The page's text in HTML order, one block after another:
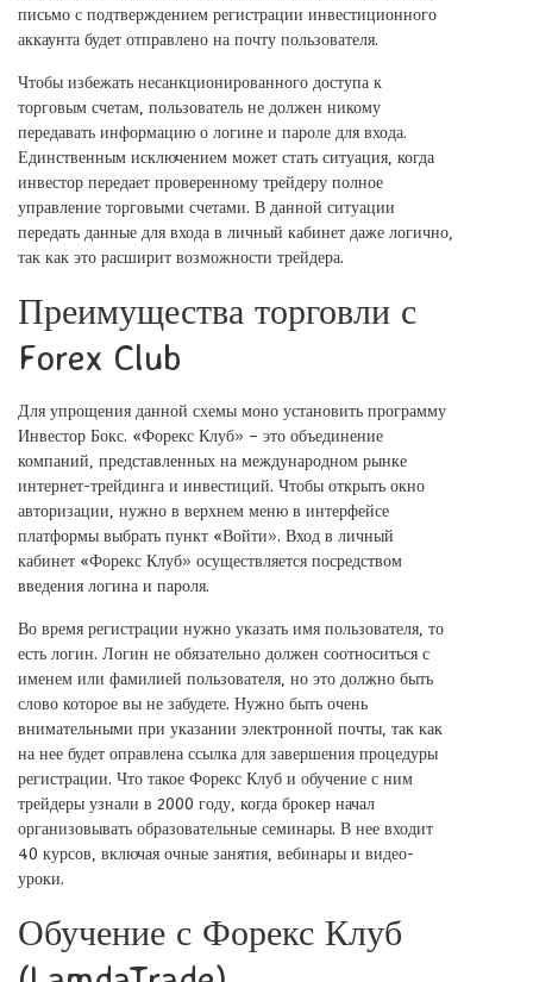
письмо с подтверждением регистрации инвестиционного
аккаунта будет отправлено на почту пользователя.
Чтобы избежать несанкционированного доступа к
торговым счетам, пользователь не должен никому
передавать информацию о логине и пароле для входа.
Единственным исключением может стать ситуация, когда
инвестор передает проверенному трейдеру полное
управление торговыми счетами. В данной ситуации
передать данные для входа в личный кабинет даже логично,
так как это расширит возможности трейдера.
Преимущества торговли с
Forex Club
Для упрощения данной схемы моно установить программу
Инвестор Бокс. «Форекс Клуб» – это объединение
компаний, представленных на международном рынке
интернет-трейдинга и инвестиций. Чтобы открыть окно
авторизации, нужно в верхнем меню в интерфейсе
платформы выбрать пункт «Войти». Вход в личный
кабинет «Форекс Клуб» осуществляется посредством
введения логина и пароля.
Во время регистрации нужно указать имя пользователя, то
есть логин. Логин не обязательно должен соотноситься с
именем или фамилией пользователя, но это должно быть
слово которое вы не забудете. Нужно быть очень
внимательными при указании электронной почты, так как
на нее будет оправлена ссылка для завершения процедуры
регистрации. Что такое Форекс Клуб и обучение с ним
трейдеры узнали в 2000 году, когда брокер начал
организовывать образовательные семинары. В нее входит
40 курсов, включая очные занятия, вебинары и видео-
уроки.
Обучение с Форекс Клуб